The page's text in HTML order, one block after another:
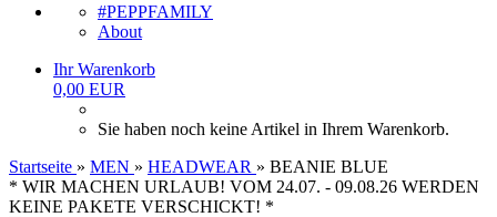
#PEPPFAMILY
About
Ihr Warenkorb
0,00 EUR
Sie haben noch keine Artikel in Ihrem Warenkorb.
Startseite » MEN » HEADWEAR » BEANIE BLUE
* WIR MACHEN URLAUB! VOM 24.07. - 09.08.26 WERDEN
KEINE PAKETE VERSCHICKT! *